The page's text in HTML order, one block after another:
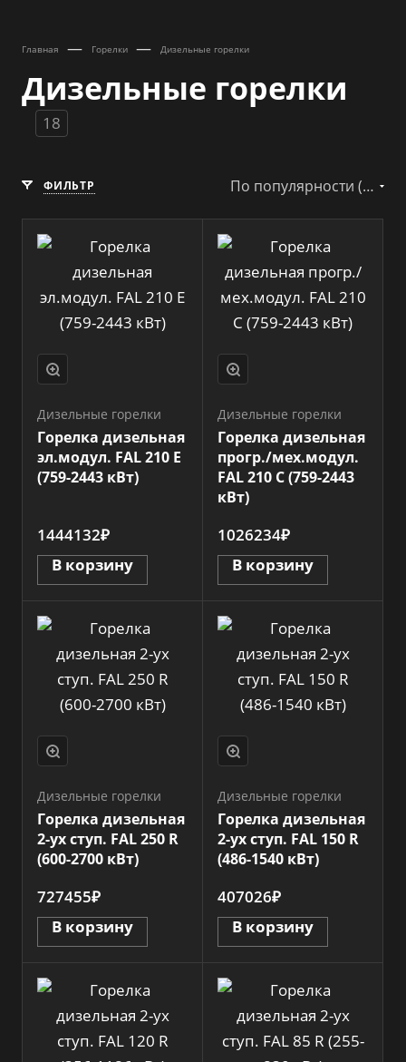
Главная — Горелки — Дизельные горелки
Дизельные горелки
18
ФИЛЬТР По популярности (возрастание)
Дизельные горелки
Горелка дизельная
эл.модул. FAL 210 E
(759-2443 кВт)
1444132₽
В корзину
Дизельные горелки
Горелка дизельная
прогр./мех.модул.
FAL 210 C (759-2443
кВт)
1026234₽
В корзину
Дизельные горелки
Горелка дизельная
2-ух ступ. FAL 250 R
(600-2700 кВт)
727455₽
В корзину
Дизельные горелки
Горелка дизельная
2-ух ступ. FAL 150 R
(486-1540 кВт)
407026₽
В корзину